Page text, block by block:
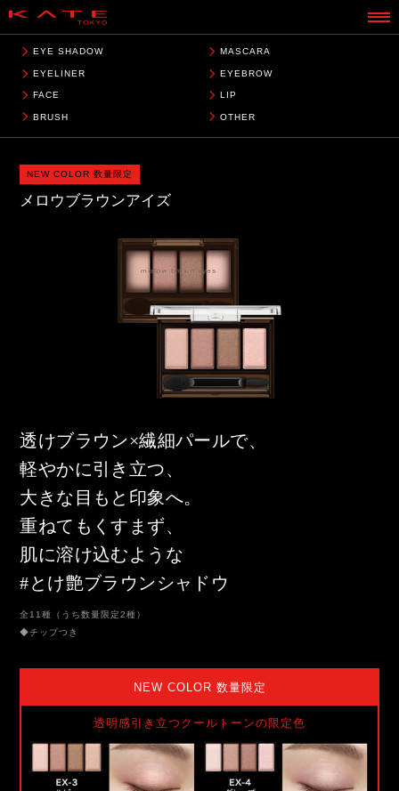
EYE SHADOW MASCARA
EYELINER EYEBROW
FACE LIP
BRUSH OTHER
NEW COLOR 数量限定
メロウブラウンアイズ
透けブラウン×繊細パールで、
軽やかに引き立つ、
大きな目もと印象へ。
重ねてもくすまず、
肌に溶け込むような
#とけ艶ブラウンシャドウ
全11種（うち数量限定2種）
◆チップつき
NEW COLOR 数量限定
透明感引き立つクールトーンの限定色